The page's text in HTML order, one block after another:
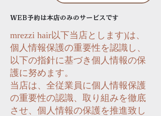
WEB予約は本店のみのサービスです
mrezzi hair以下当店とします)は、
個人情報保護の重要性を認識し、
以下の指針に基づき個人情報の保
護に努めます。
当店は、全従業員に個人情報保護
の重要性の認識、取り組みを徹底
させ、個人情報の保護を推進致し